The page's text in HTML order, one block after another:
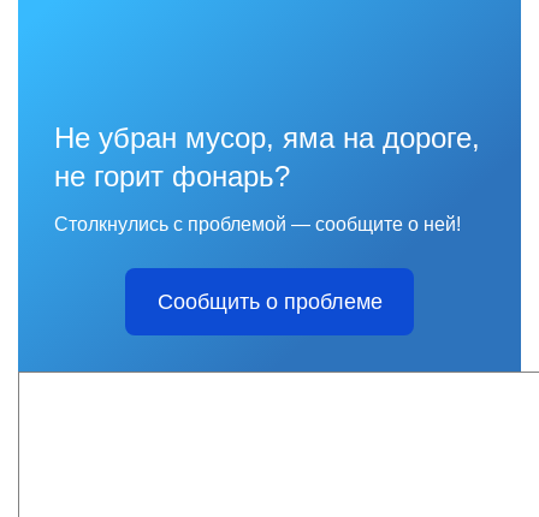
Не убран мусор, яма на дороге,
не горит фонарь?
Столкнулись с проблемой — сообщите о ней!
Сообщить о проблеме